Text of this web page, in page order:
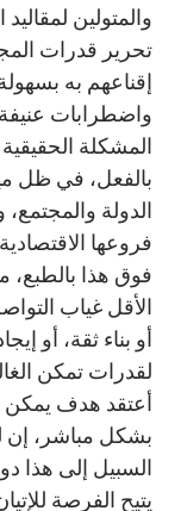
والمتولين
تحرير قدرات
إقناعهم به
واضطرابات
المشكلة
بالفعل، في ظل
الدولة
فروعها
فوق هذا بالطبع،
الأقل غياب
أو بناء ثقة، أو
لقدرات تمكن
أعتقد هدف يمكن
بشكل مباشر، إن
السبيل إلى هذا
يتيح الفرصة